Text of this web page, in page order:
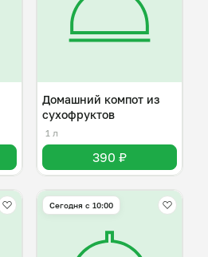
Домашний компот из
сухофруктов
1 л
390 ₽
Сегодня с 10:00